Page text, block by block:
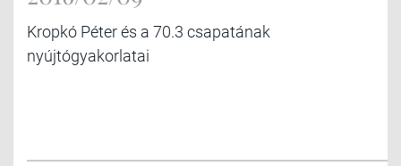
Kropkó Péter és a 70.3 csapatának
nyújtógyakorlatai